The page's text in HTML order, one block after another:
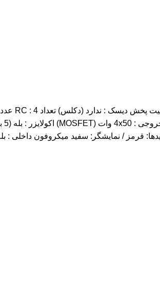
قرمز / نمایشگر: سفید میکروفون داخلی :